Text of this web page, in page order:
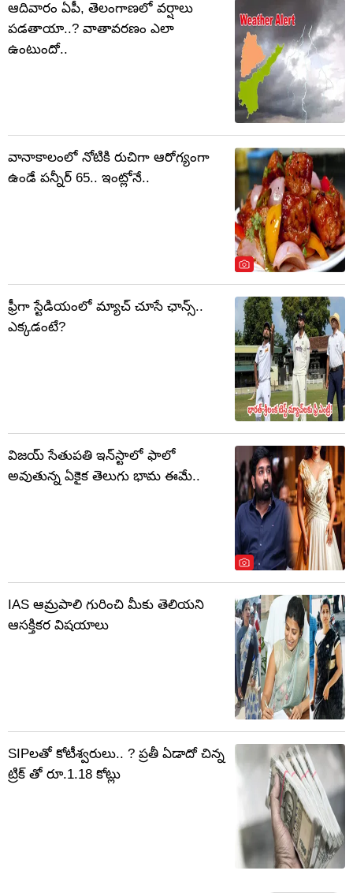
ఆదివారం ఏపీ, తెలంగాణలో వర్షాలు
పడతాయా..? వాతావరణం ఎలా
ఉంటుందో..
వానాకాలంలో నోటికి రుచిగా ఆరోగ్యంగా
ఉండే పన్నీర్ 65.. ఇంట్లోనే..
ఫ్రీగా స్టేడియంలో మ్యాచ్ చూసే ఛాన్స్..
ఎక్కడంటే?
విజయ్ సేతుపతి ఇన్‌స్టాలో ఫాలో
అవుతున్న ఏకైక తెలుగు భామ ఈమే..
IAS ఆమ్రపాలి గురించి మీకు తెలియని
ఆసక్తికర విషయాలు
SIPలతో కోటీశ్వరులు.. ? ప్రతీ ఏడాదో చిన్న
ట్రిక్ తో రూ.1.18 కోట్లు